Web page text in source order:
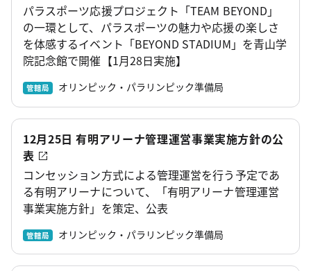
パラスポーツ応援プロジェクト「TEAM BEYOND」
の一環として、パラスポーツの魅力や応援の楽しさ
を体感するイベント「BEYOND STADIUM」を青山学
院記念館で開催【1月28日実施】
管轄局 オリンピック・パラリンピック準備局
12月25日 有明アリーナ管理運営事業実施方針の公
表
コンセッション方式による管理運営を行う予定であ
る有明アリーナについて、「有明アリーナ管理運営
事業実施方針」を策定、公表
管轄局 オリンピック・パラリンピック準備局